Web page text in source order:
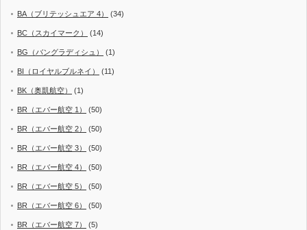
BA（ブリテッシュエア 4） (34)
BC（スカイマーク） (14)
BG（バングラディシュ） (1)
BI（ロイヤルブルネイ） (11)
BK（奥凱航空） (1)
BR（エバー航空 1） (50)
BR（エバー航空 2） (50)
BR（エバー航空 3） (50)
BR（エバー航空 4） (50)
BR（エバー航空 5） (50)
BR（エバー航空 6） (50)
BR（エバー航空 7） (5)